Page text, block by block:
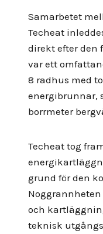
Samarbetet
Techeat
direkt efter den
var ett
8 radhus med
energibrunnar,
borrmeter
Techeat tog
grund för den
och
teknisk